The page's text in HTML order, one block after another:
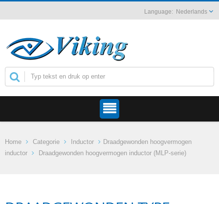
Nederlands
Home Categorie Inductor
Draadgewonden hoogvermogen
inductor
Draadgewonden hoogvermogen inductor (MLP-serie)